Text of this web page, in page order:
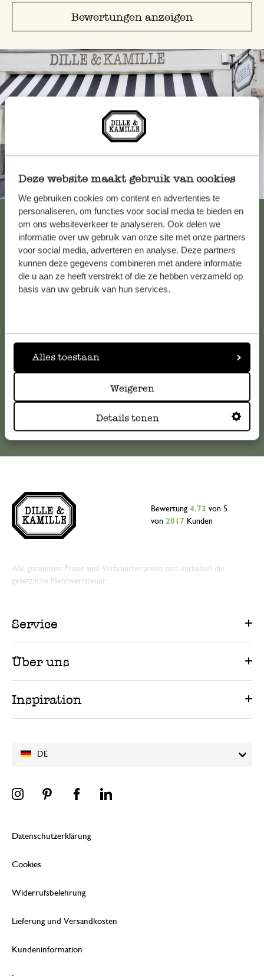
Deze website maakt gebruik van cookies
We gebruiken cookies om content en advertenties te
personaliseren, om functies voor social media te bieden en
om ons websiteverkeer te analyseren. Ook delen we
informatie over uw gebruik van onze site met onze partners
voor social media, adverteren en analyse. Deze partners
kunnen deze gegevens combineren met andere informatie
die u aan ze heeft verstrekt of die ze hebben verzameld op
basis van uw gebruik van hun services.
Alles toestaan
Weigeren
Details tonen
Bewertungen anzeigen
Immer in der Nähe
Alle 62 Geschäfte anzeigen
Kundenservice/Hilfe
Falls Sie Fragen haben oder Tipps und Hilfe brauchen, wenden
kundenservice@dille-kamille.de
DE
Bewertung 4.73 von 5
von 2017 Kunden
Alle genannten Preise sind Verbraucherpreise und enthalten die
gesetzliche Mehrwertsteuer.
Service
Über uns
Inspiration
Datenschutzerklärung
Cookies
Widerrufsbelehrung
Lieferung und Versandkosten
Kundeninformation